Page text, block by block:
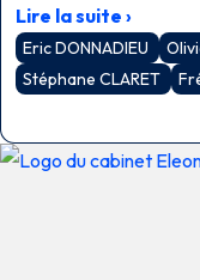
avec la pratique des
résolution des litiges :
….
Lire la suite ›
Eric DONNADIEU
Stéphane CLARET